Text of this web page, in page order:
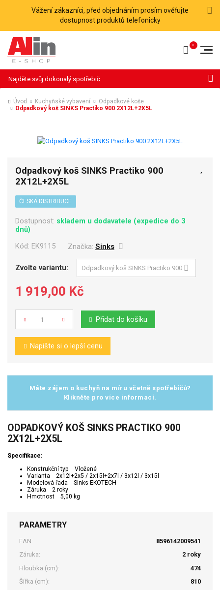
Vážení zákazníci, před objednáním prosím ověřujte
dostupnost produktů telefonicky
Úvod Kuchyňské vybavení
Odpadkové koše
Odpadkový koš SINKS Practiko 900 2X12L+2X5L
Odpadkový koš SINKS Practiko 900
2X12L+2X5L
ČESKÁ DISTRIBUCE
Dostupnost: skladem u dodavatele (expedice do 3
dnů)
Kód: EK9115 Značka: Sinks
Zvolte variantu:
1 919,00 Kč
Počet Přidat do košíku
Napište si o lepší cenu
Máte zájem o kuchyň na míru včetně spotřebičů?
Klikněte pro více informací.
ODPADKOVÝ KOŠ SINKS PRACTIKO 900
2X12L+2X5L
Specifikace:
Konstrukční typ Vložené
Varianta 2x12l+2x5 / 2x15l+2x7l / 3x12l / 3x15l
Modelová řada Sinks EKOTECH
Záruka 2 roky
Hmotnost 5,00 kg
PARAMETRY
EAN:
8596142009541
Záruka:
2 roky
Hloubka (cm):
474
Šířka (cm):
810